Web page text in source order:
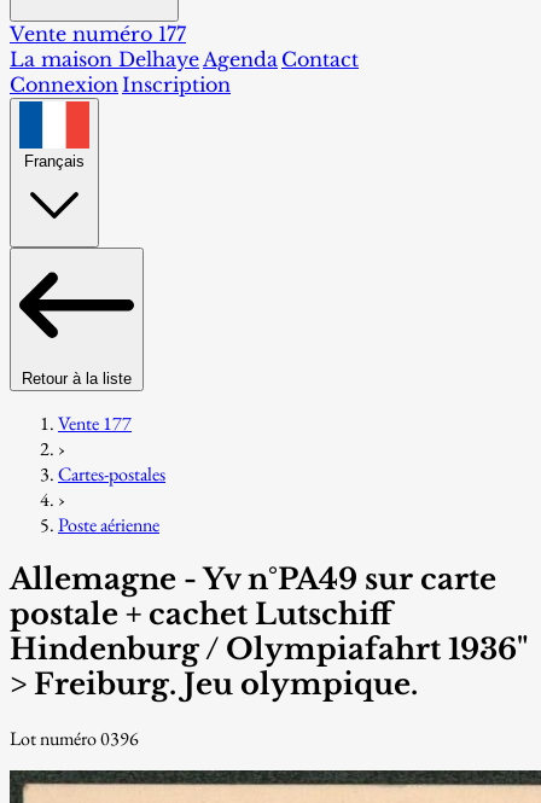
Vente numéro 177
La maison DelhayeAgenda Contact
ConnexionInscription
Français
Retour à la liste
Vente 177
›
Cartes-postales
›
Poste aérienne
Allemagne - Yv n°PA49 sur carte
postale + cachet Lutschiff
Hindenburg / Olympiafahrt 1936"
> Freiburg. Jeu olympique.
Lot numéro 0396